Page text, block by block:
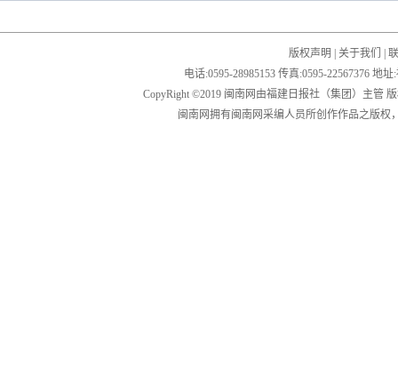
版权声明 关于我们
电话:0595-28985153 传真:0595-22567376 地
CopyRight ©2019 闽南网由福建日报社（集团）主管
闽南网拥有闽南网采编人员所创作作品之版